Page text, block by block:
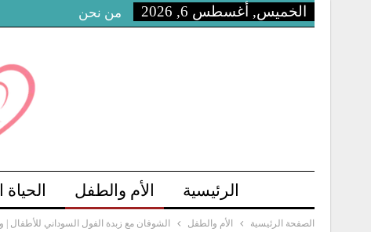
الخميس, أغسطس 6, 2026 من نحن
الرئيسية الأم والطفل
الصفحة الرئيسية الأم والطفل الشوفان مع زبدة الفول السوداني للأطفال |